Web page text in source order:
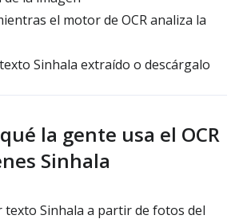
el motor de OCR analiza la
Sinhala extraído o descárgalo
la gente usa el OCR
Sinhala
texto Sinhala a partir de fotos del